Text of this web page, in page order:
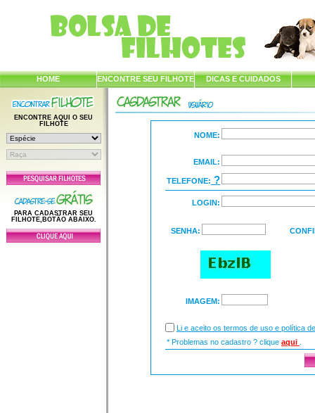
HOME ENCONTRE SEU FILHOTE DICAS E CUIDADOS
ENCONTRE AQUI O SEU
FILHOTE
PARA CADASTRAR SEU
FILHOTE,BOTÃO ABAIXO.
NOME:
EMAIL:
TELEFONE: ?
LOGIN:
SENHA:
IMAGEM:
Li e aceito os termos de uso e política
* Problemas no cadastro ? clique aqui